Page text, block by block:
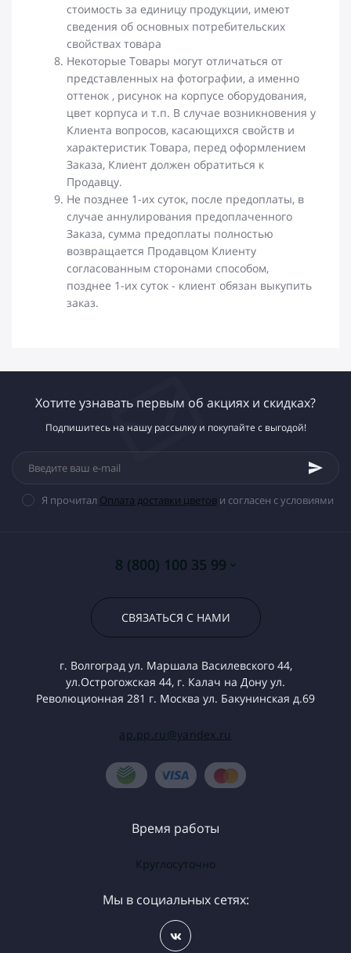
стоимость за единицу продукции, имеют
сведения об основных потребительских
свойствах товара
Некоторые Товары могут отличаться от
представленных на фотографии, а именно
оттенок , рисунок на корпусе оборудования,
цвет корпуса и т.п. В случае возникновения у
Клиента вопросов, касающихся свойств и
характеристик Товара, перед оформлением
Заказа, Клиент должен обратиться к
Продавцу.
Не позднее 1-их суток, после предоплаты, в
случае аннулирования предоплаченного
Заказа, сумма предоплаты полностью
возвращается Продавцом Клиенту
согласованным сторонами способом,
позднее 1-их суток - клиент обязан выкупить
заказ.
Хотите узнавать первым об акциях и скидках?
Подпишитесь на нашу рассылку и покупайте с выгодой!
Я прочитал Оплата доставки цветови согласен с условиями
8 (800) 100 35 99
СВЯЗАТЬСЯ С НАМИ
г. Волгоград ул. Маршала Василевского 44,
ул.Острогожская 44, г. Калач на Дону ул.
Революционная 281 г. Москва ул. Бакунинская д.69
ap.pp.ru@yandex.ru
Время работы
Круглосуточно
Мы в социальных сетях: